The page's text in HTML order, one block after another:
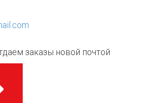
заказы новой почтой